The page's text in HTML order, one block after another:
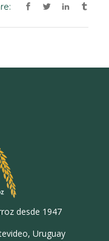
desde 1947
Uruguay